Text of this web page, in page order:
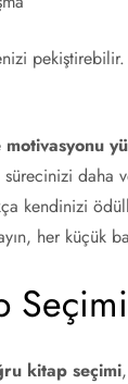
motivasyonu
daha
kendinizi
her küçük
Seçimi
kitap seçimi